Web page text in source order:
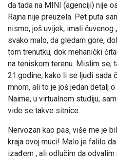
da tada na MINI (agenciji) nije
Rajna nije preuzela. Pet puta
nismo, još uvijek, imali čuvenog
svako malo, da gledam gore,
tom trenutku, dok mehanički
na teniskom terenu. Mislim se,
21.godine, kako li se ljudi sada
mnom, ali to je još jedan detalj
Naime, u virtualnom studiju,
vide se takve sitnice.
Nervozan kao pas, više me je
kraja ovoj muci! Malo je falilo
izađem , ali odlučim da